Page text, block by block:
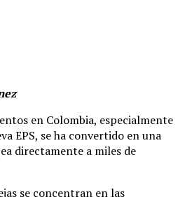
en Colombia, especialmente
EPS, se ha convertido en una
directamente a miles de
se concentran en las